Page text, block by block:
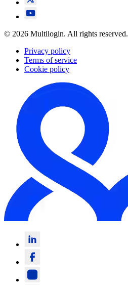
© 2026 Multilogin. All rights reserved.
Privacy policy
Terms of service
Cookie policy